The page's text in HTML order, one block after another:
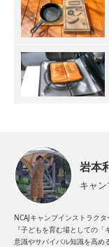
岩本
キャ
NCAJキャンプインストラク
『子どもを育む場としての
意識やサバイバル知識を高め